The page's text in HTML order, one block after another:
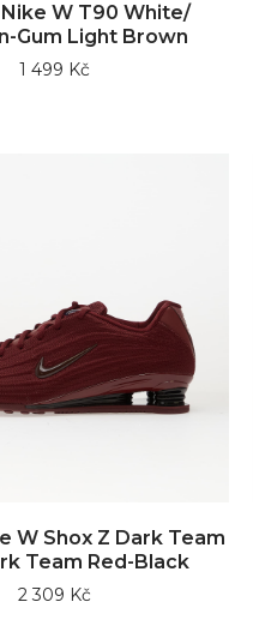
W T90 White/
Gum Light Brown
1 499 Kč
W Shox Z Dark Team
Team Red-Black
2 309 Kč